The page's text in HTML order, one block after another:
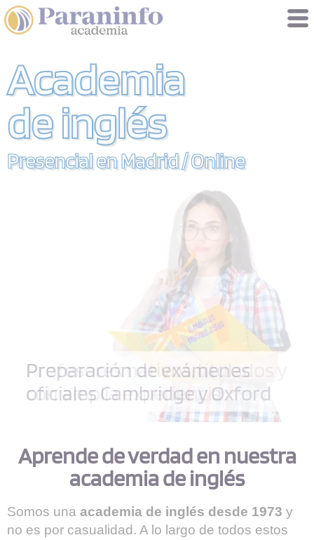
Academia
de inglés
Presencial en Madrid / Online
Profesores nativos, titulados y
con amplia experiencia
Preparación de exámenes
oficiales Cambridge y Oxford
Aprende de verdad en nuestra
academia de inglés
Somos una academia de inglés desde 1973 y
no es por casualidad. A lo largo de todos estos
Gestión de cookies